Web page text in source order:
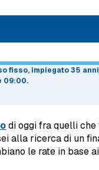
fisso, impiegato 35
09:00.
di oggi fra quelli che
alla ricerca di un
le rate in base